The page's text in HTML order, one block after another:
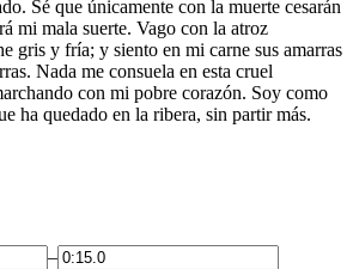
Sé que únicamente con la muerte cesarán
mi mala suerte. Vago con la atroz
gris y fría; y siento en mi carne sus amarras
Nada me consuela en esta cruel
con mi pobre corazón. Soy como
ha quedado en la ribera, sin partir más.
–